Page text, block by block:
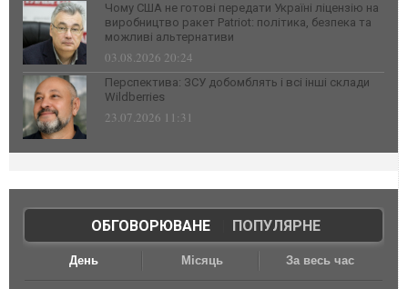
Чому США не готові передати Україні ліцензію на
виробництво ракет Patriot: політика, безпека та
можливі альтернативи
03.08.2026 20:24
Перспектива: ЗСУ добомблять і всі інші склади
Wildberries
23.07.2026 11:31
ОБГОВОРЮВАНЕ| ПОПУЛЯРНЕ
День Місяць За весь час